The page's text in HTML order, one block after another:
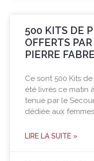
500 KITS DE
OFFERTS
PIERRE
Ce sont 500 Kits
été livrés ce matin
tenue par le
dédiée aux
LIRE LA SUITE »